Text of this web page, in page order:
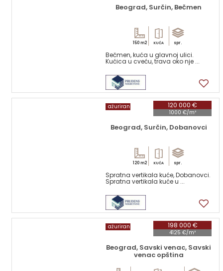
Beograd, Surčin, Bečmen
150 m2 KUĆA spr.
Bečmen, kuća u glavnoj ulici.
Kućica u cveću, trava oko nje ...
120 000 €
1000 €/m²
ažuriran
Beograd, Surčin, Dobanovci
120 m2 KUĆA spr.
Spratna vertikala kuće, Dobanovci.
Spratna vertikala kuće u ...
198 000 €
4125 €/m²
ažuriran
Beograd, Savski venac, Savski
venac opština